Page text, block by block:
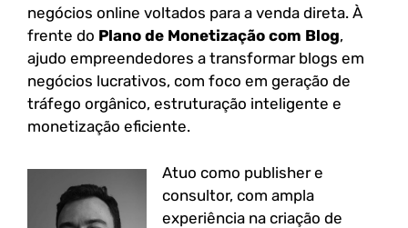
negócios online voltados para a venda direta. À
frente do Plano de Monetização com Blog,
ajudo empreendedores a transformar blogs em
negócios lucrativos, com foco em geração de
tráfego orgânico, estruturação inteligente e
monetização eficiente.
Atuo como publisher e
consultor, com ampla
experiência na criação de